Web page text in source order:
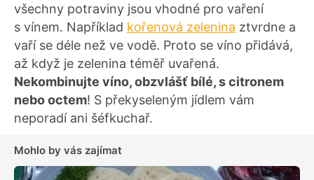
všechny potraviny jsou vhodné pro vaření
s vínem. Například kořenová zelenina ztvrdne a
vaří se déle než ve vodě. Proto se víno přidává,
až když je zelenina téměř uvařená.
Nekombinujte víno, obzvlášť bílé, s citronem
nebo octem! S překyseleným jídlem vám
neporadí ani šéfkuchař.
Mohlo by vás zajímat